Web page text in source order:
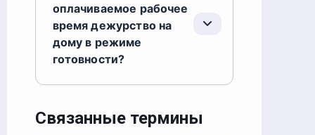
оплачиваемое рабочее
время дежурство на
дому в режиме
готовности?
Связанные термины